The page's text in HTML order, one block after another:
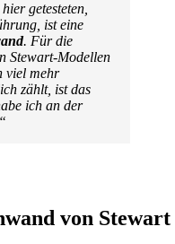
getesteten,
ist eine
. Für die
Stewart-Modellen
viel mehr
zählt, ist das
ich an der
von Stewart